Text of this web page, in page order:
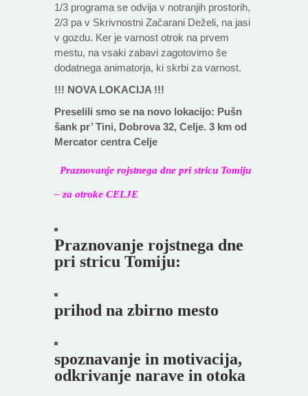
1/3 programa se odvija v notranjih prostorih,
2/3 pa v Skrivnostni Začarani Deželi, na jasi
v gozdu. Ker je varnost otrok na prvem
mestu, na vsaki zabavi zagotovimo še
dodatnega animatorja, ki skrbi za varnost.
!!! NOVA LOKACIJA !!!
Preselili smo se na novo lokacijo: Pušn
šank pr’ Tini, Dobrova 32, Celje. 3 km od
Mercator centra Celje
Praznovanje rojstnega dne pri stricu Tomiju
– za otroke CELJE
Praznovanje rojstnega dne
pri stricu Tomiju:
prihod na zbirno mesto
spoznavanje in motivacija,
odkrivanje narave in otoka